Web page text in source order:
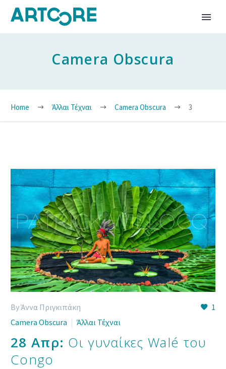
Camera Obscura
Home Άλλαι Τέχναι Camera Obscura 3
1
By Άννα Πριγκιπάκη
Camera Obscura
Άλλαι Τέχναι
28 Απρ: Οι γυναίκες Walé του
Congo